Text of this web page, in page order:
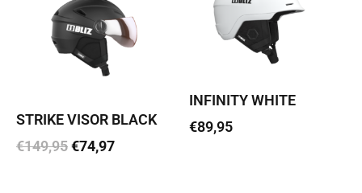
STRIKE VISOR BLACK
€149,95€74,97
INFINITY WHITE
€89,95